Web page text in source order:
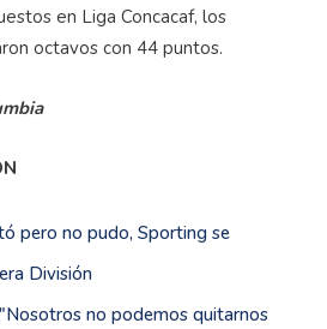
en Liga Concacaf, los
octavos con 44 puntos.
pero no pudo, Sporting se
División
no podemos quitarnos